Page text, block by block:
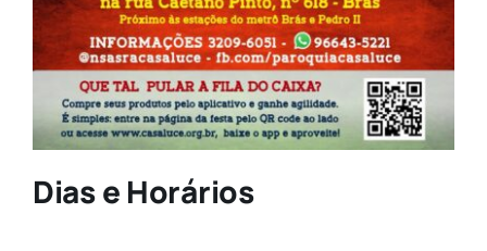
Dias e Horários